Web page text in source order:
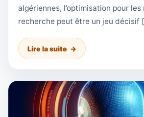
algériennes, l’optimisation pour
recherche peut être un jeu décisif
Lire la suite